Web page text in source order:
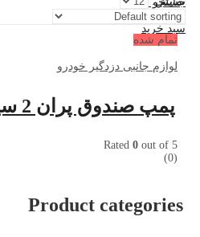
0
سبد خرید
تمام شده
لوازم جانبی دزدگیر خودرو
پمپ صندوق پران 2 سیم چیتا
Rated 0 out of 5
(0)
Product categories